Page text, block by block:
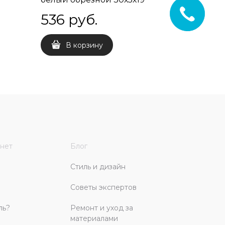
536 руб.
В корзину
326
Блог
Стиль и дизайн
Советы экспертов
Ремонт и уход за
материалами